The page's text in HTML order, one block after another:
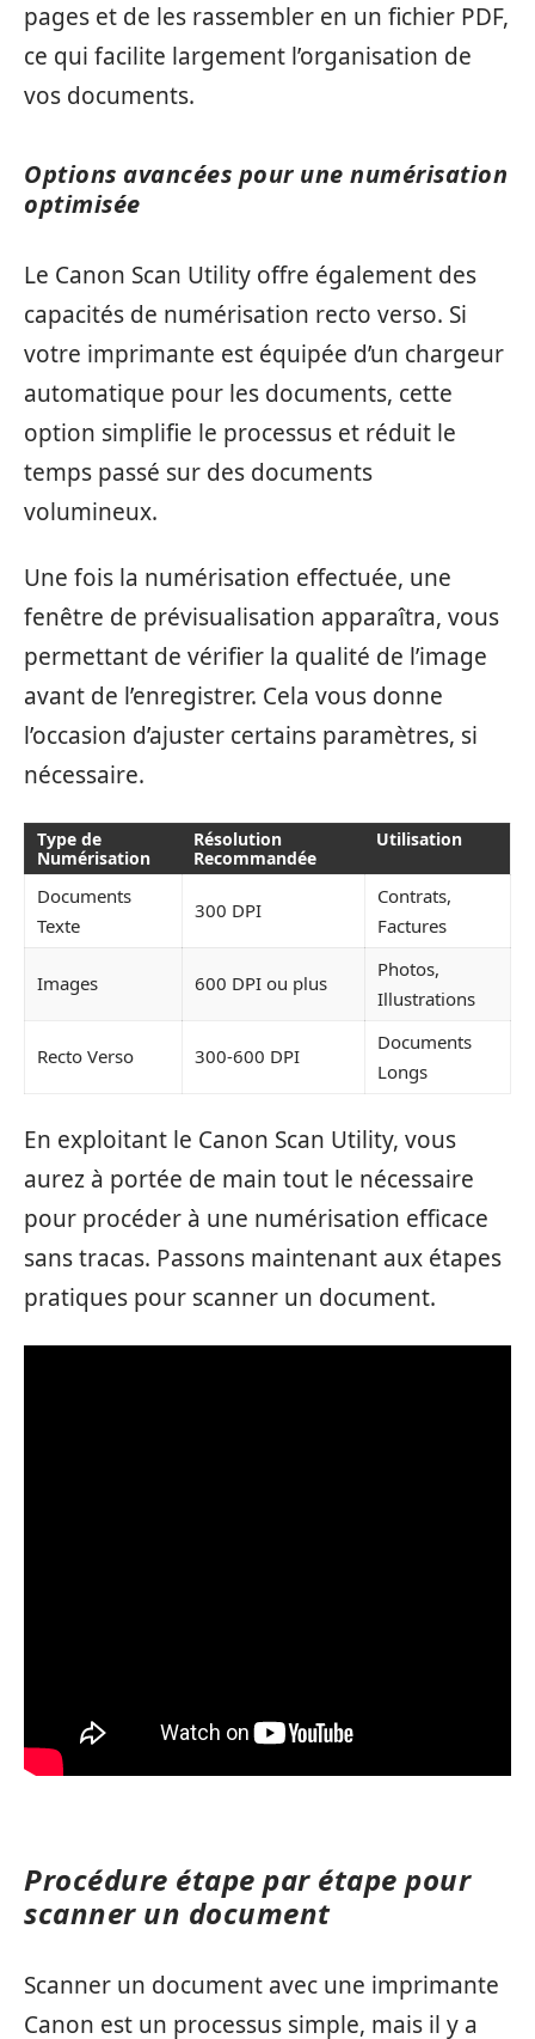
pages et de les rassembler en un fichier PDF,
ce qui facilite largement l’organisation de
vos documents.
Options avancées pour une numérisation
optimisée
Le Canon Scan Utility offre également des
capacités de numérisation recto verso. Si
votre imprimante est équipée d’un chargeur
automatique pour les documents, cette
option simplifie le processus et réduit le
temps passé sur des documents
volumineux.
Une fois la numérisation effectuée, une
fenêtre de prévisualisation apparaîtra, vous
permettant de vérifier la qualité de l’image
avant de l’enregistrer. Cela vous donne
l’occasion d’ajuster certains paramètres, si
nécessaire.
Type de
Numérisation
Résolution
Recommandée
Utilisation
Documents
Texte
300 DPI
Contrats,
Factures
Images 600 DPI ou plus
Photos,
Illustrations
Recto Verso 300-600 DPI
Documents
Longs
En exploitant le Canon Scan Utility, vous
aurez à portée de main tout le nécessaire
pour procéder à une numérisation efficace
sans tracas. Passons maintenant aux étapes
pratiques pour scanner un document.
Procédure étape par étape pour
scanner un document
Scanner un document avec une imprimante
Canon est un processus simple, mais il y a